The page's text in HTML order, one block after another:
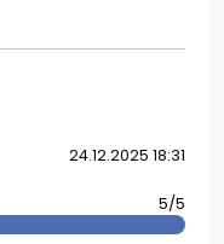
24.12.2025 18:31
5/5